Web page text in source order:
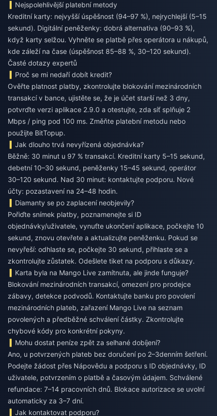
Nejspolehlivější platební metody
Kreditní karty: nejvyšší úspěšnost (94–97 %), nejrychlejší (5–15
sekund). Digitální peněženky: dobrá alternativa (90–93 %),
když karty selžou. Vyhněte se platbě přes operátora u nákupů,
kde záleží na čase (úspěšnost 85–88 %, 30–120 sekund).
Časté dotazy expertů
Proč se mi nedaří dobít kredit?
Ověřte platnost platby, zkontrolujte blokování mezinárodních
transakcí v bance, ujistěte se, že je účet starší než 3 dny,
potvrďte verzi aplikace 2.9.0 a otestujte, zda síť splňuje 2
Mbps / ping pod 100 ms. Změňte platební metodu nebo
použijte BitTopup.
Jak dlouho trvá nevyřízená objednávka?
Běžně: 30 minut u 97 % transakcí. Kreditní karty 5–15 sekund,
debetní 10–30 sekund, peněženky 15–45 sekund, operátor
30–120 sekund. Nad 30 minut: kontaktujte podporu. Nové
účty: pozastavení na 24–48 hodin.
Diamanty se po zaplacení neobjevily?
Pořiďte snímek platby, poznamenejte si ID
objednávky/uživatele, vynuťte ukončení aplikace, počkejte 10
sekund, znovu otevřete a aktualizujte peněženku. Pokud se
nevyřeší: odhlaste se, počkejte 30 sekund, přihlaste se a
zkontrolujte zůstatek. Odešlete tiket na podporu s důkazy.
Karta byla na Mango Live zamítnuta, ale jinde funguje?
Blokování mezinárodních transakcí, omezení pro prodejce
zábavy, detekce podvodů. Kontaktujte banku pro povolení
mezinárodních plateb, zařazení Mango Live na seznam
povolených a předběžné schválení částky. Zkontrolujte
chybové kódy pro konkrétní pokyny.
Mohu dostat peníze zpět za selhané dobíjení?
Ano, u potvrzených plateb bez doručení po 2–3denním šetření.
Podejte žádost přes Nápovědu a podporu s ID objednávky, ID
uživatele, potvrzením o platbě a časovým údajem. Schválené
refundace: 7–14 pracovních dnů. Blokace autorizace se uvolní
automaticky za 3–7 dní.
Jak kontaktovat podporu?